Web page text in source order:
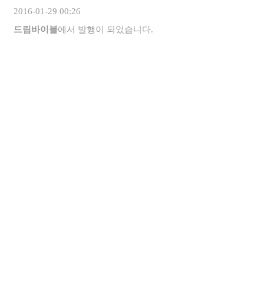
2016-01-29 00:26
드림바이블에서 발행이 되었습니다.